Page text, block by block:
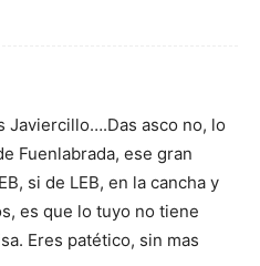
Javiercillo….Das asco no, lo
Fuenlabrada, ese gran
si de LEB, en la cancha y
es que lo tuyo no tiene
Eres patético, sin mas